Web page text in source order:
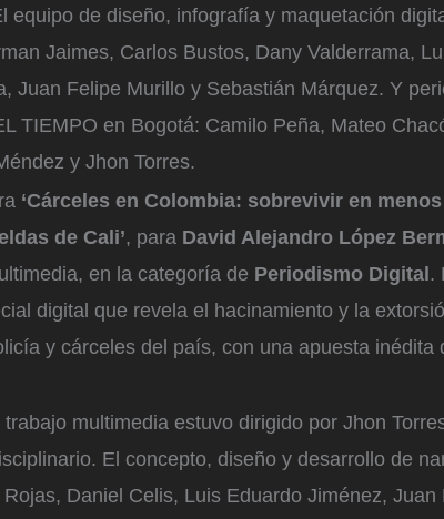
equipo de diseño, infografía y maquetación
Jaimes, Carlos Bustos, Dany Valderrama,
Juan Felipe Murillo y Sebastián Márquez. Y
TIEMPO en Bogotá: Camilo Peña, Mateo
y Jhon Torres.
‘Cárceles en Colombia: sobrevivir en
de Cali’, para David Alejandro López
en la categoría de Periodismo Digital .
digital que revela el hacinamiento y la
y cárceles del país, con una apuesta inédita
multimedia estuvo dirigido por Jhon
El concepto, diseño y desarrollo de
Daniel Celis, Luis Eduardo Jiménez, Juan